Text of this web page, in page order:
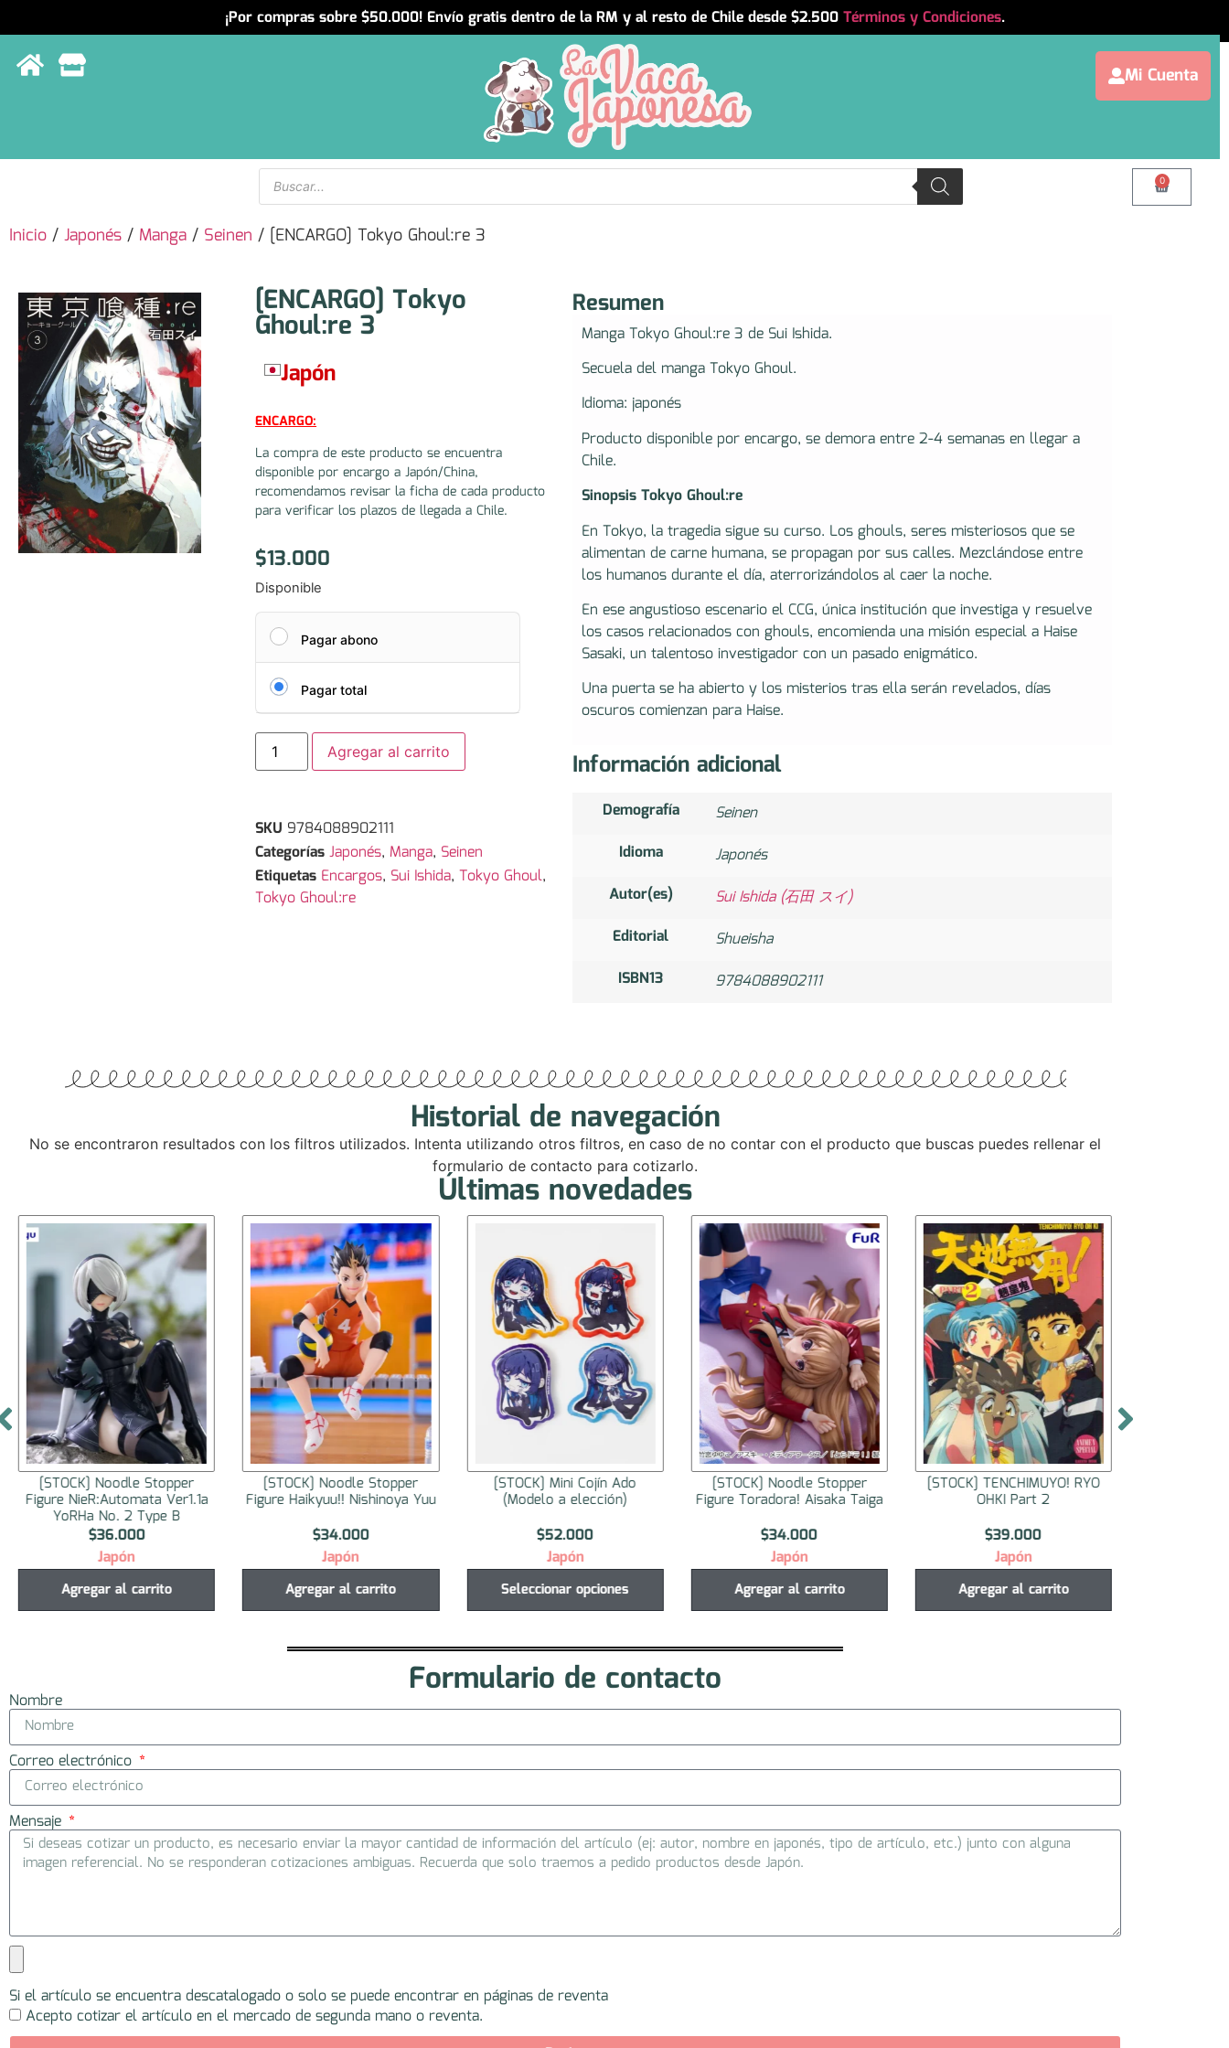
¡Por compras sobre $50.000! Envío gratis dentro de la RM y al resto de Chile desde $2.500 Términos y Condiciones.
Mi Cuenta
0
Inicio / Japonés / Manga / Seinen / [ENCARGO] Tokyo Ghoul:re 3
[ENCARGO] Tokyo
Ghoul:re 3
Japón
ENCARGO:
La compra de este producto se encuentra
disponible por encargo a Japón/China,
recomendamos revisar la ficha de cada producto
para verificar los plazos de llegada a Chile.
$13.000
Disponible
Pagar abono
Pagar total
Agregar al carrito
SKU 9784088902111
Categorías Japonés, Manga, Seinen
Etiquetas Encargos, Sui Ishida,Tokyo Ghoul,
Tokyo Ghoul:re
Resumen
Manga Tokyo Ghoul:re 3 de Sui Ishida.
Secuela del manga Tokyo Ghoul.
Idioma: japonés
Producto disponible por encargo, se demora entre 2-4 semanas en llegar a
Chile.
Sinopsis Tokyo Ghoul:re
En Tokyo, la tragedia sigue su curso. Los ghouls, seres misteriosos que se
alimentan de carne humana, se propagan por sus calles. Mezclándose entre
los humanos durante el día, aterrorizándolos al caer la noche.
En ese angustioso escenario el CCG, única institución que investiga y resuelve
los casos relacionados con ghouls, encomienda una misión especial a Haise
Sasaki, un talentoso investigador con un pasado enigmático.
Una puerta se ha abierto y los misterios tras ella serán revelados, días
oscuros comienzan para Haise.
Información adicional
Demografía
Seinen
Idioma
Japonés
Autor(es)
Sui Ishida (石田 スイ)
Editorial
Shueisha
ISBN13
9784088902111
Historial de navegación
No se encontraron resultados con los filtros utilizados. Intenta utilizando otros filtros, en caso de no contar con el producto que buscas puedes rellenar el
formulario de contacto para cotizarlo.
Últimas novedades
[STOCK] Noodle Stopper
Figure NieR:Automata Ver1.1a
YoRHa No. 2 Type B
$36.000
Japón
Agregar al carrito
[STOCK] Noodle Stopper
Figure Haikyuu!! Nishinoya Yuu
$34.000
Japón
Agregar al carrito
[STOCK] Mini Cojín Ado
(Modelo a elección)
$52.000
Japón
Seleccionar opciones
[STOCK] Noodle Stopper
Figure Toradora! Aisaka Taiga
$34.000
Japón
Agregar al carrito
[STOCK] TENCHIMUYO! RYO
OHKI Part 2
$39.000
Japón
Agregar al carrito
Formulario de contacto
Nombre
Correo electrónico
Mensaje
Si el artículo se encuentra descatalogado o solo se puede encontrar en páginas de reventa
Acepto cotizar el artículo en el mercado de segunda mano o reventa.